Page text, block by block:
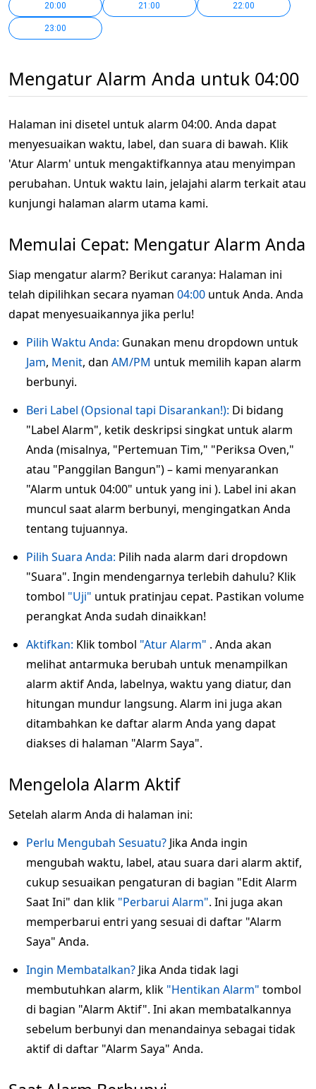
20:00 21:00 22:00
23:00
Mengatur Alarm Anda untuk 04:00
Halaman ini disetel untuk alarm 04:00. Anda dapat
menyesuaikan waktu, label, dan suara di bawah. Klik
'Atur Alarm' untuk mengaktifkannya atau menyimpan
perubahan. Untuk waktu lain, jelajahi alarm terkait atau
kunjungi halaman alarm utama kami.
Memulai Cepat: Mengatur Alarm Anda
Siap mengatur alarm? Berikut caranya: Halaman ini
telah dipilihkan secara nyaman 04:00 untuk Anda. Anda
dapat menyesuaikannya jika perlu!
Pilih Waktu Anda: Gunakan menu dropdown untuk
Jam, Menit, dan AM/PM untuk memilih kapan alarm
berbunyi.
Beri Label (Opsional tapi Disarankan!): Di bidang
"Label Alarm", ketik deskripsi singkat untuk alarm
Anda (misalnya, "Pertemuan Tim," "Periksa Oven,"
atau "Panggilan Bangun") – kami menyarankan
"Alarm untuk 04:00" untuk yang ini ). Label ini akan
muncul saat alarm berbunyi, mengingatkan Anda
tentang tujuannya.
Pilih Suara Anda: Pilih nada alarm dari dropdown
"Suara". Ingin mendengarnya terlebih dahulu? Klik
tombol "Uji" untuk pratinjau cepat. Pastikan volume
perangkat Anda sudah dinaikkan!
Aktifkan: Klik tombol "Atur Alarm" . Anda akan
melihat antarmuka berubah untuk menampilkan
alarm aktif Anda, labelnya, waktu yang diatur, dan
hitungan mundur langsung. Alarm ini juga akan
ditambahkan ke daftar alarm Anda yang dapat
diakses di halaman "Alarm Saya".
Mengelola Alarm Aktif
Setelah alarm Anda di halaman ini:
Perlu Mengubah Sesuatu? Jika Anda ingin
mengubah waktu, label, atau suara dari alarm aktif,
cukup sesuaikan pengaturan di bagian "Edit Alarm
Saat Ini" dan klik "Perbarui Alarm". Ini juga akan
memperbarui entri yang sesuai di daftar "Alarm
Saya" Anda.
Ingin Membatalkan? Jika Anda tidak lagi
membutuhkan alarm, klik "Hentikan Alarm" tombol
di bagian "Alarm Aktif". Ini akan membatalkannya
sebelum berbunyi dan menandainya sebagai tidak
aktif di daftar "Alarm Saya" Anda.